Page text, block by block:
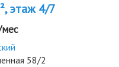
этаж 4/7
58/2